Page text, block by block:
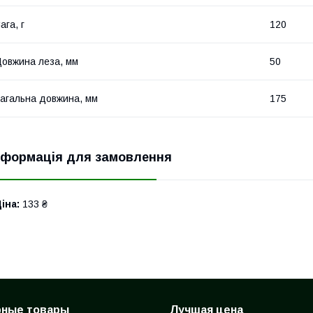
г 120
леза, мм 50
довжина, мм 175
для замовлення
133 ₴
товары Лучшая цена